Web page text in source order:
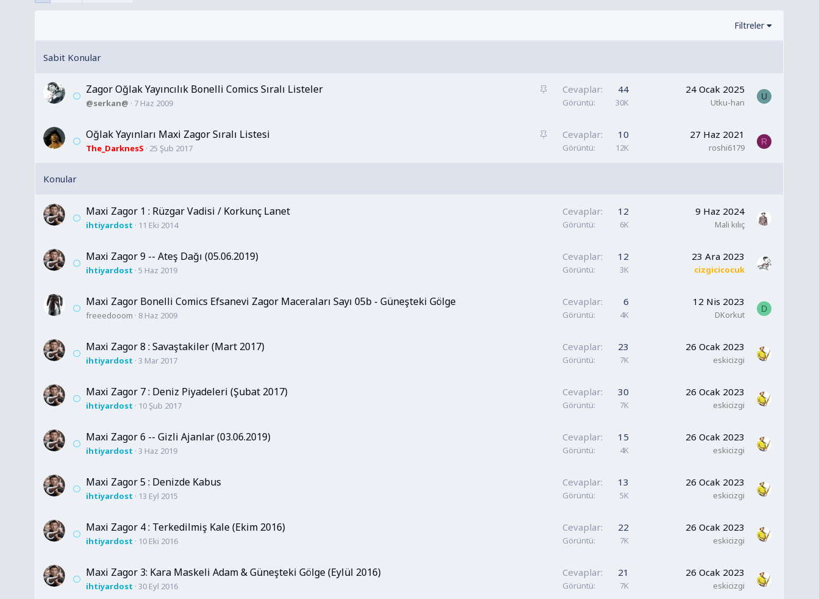
Filtreler
S
i
Zagor Oğlak Yayıncılık Bonelli Comics Sıralı Listeler
@serkan@ 7 Haz 2009
Cevaplar 44
Görüntü 30K
24 Ocak 2025
Utku-han
U
S
Oğlak Yayınları Maxi Zagor Sıralı Listesi
The_DarknesS 25 Şub 2017
Cevaplar 10
Görüntü 12K
27 Haz 2021
roshi6179
R
Maxi Zagor 1 : Rüzgar Vadisi / Korkunç Lanet
ihtiyardost 11 Eki 2014
Cevaplar 12
Görüntü 6K
9 Haz 2024
Mali kılıç
Maxi Zagor 9 -- Ateş Dağı (05.06.2019)
ihtiyardost 5 Haz 2019
Cevaplar 12
Görüntü 3K
23 Ara 2023
cizgicicocuk
Maxi Zagor Bonelli Comics Efsanevi Zagor Maceraları Sayı 05b - Güneşteki Gölge
freeedooom 8 Haz 2009
Cevaplar 6
Görüntü 4K
12 Nis 2023
DKorkut
D
Maxi Zagor 8 : Savaştakiler (Mart 2017)
ihtiyardost 3 Mar 2017
Cevaplar 23
Görüntü 7K
26 Ocak 2023
eskicizgi
Maxi Zagor 7 : Deniz Piyadeleri (Şubat 2017)
ihtiyardost 10 Şub 2017
Cevaplar 30
Görüntü 7K
26 Ocak 2023
eskicizgi
Maxi Zagor 6 -- Gizli Ajanlar (03.06.2019)
ihtiyardost 3 Haz 2019
Cevaplar 15
Görüntü 4K
26 Ocak 2023
eskicizgi
Maxi Zagor 5 : Denizde Kabus
ihtiyardost 13 Eyl 2015
Cevaplar 13
Görüntü 5K
26 Ocak 2023
eskicizgi
Maxi Zagor 4 : Terkedilmiş Kale (Ekim 2016)
ihtiyardost 10 Eki 2016
Cevaplar 22
Görüntü 7K
26 Ocak 2023
eskicizgi
Maxi Zagor 3: Kara Maskeli Adam & Güneşteki Gölge (Eylül 2016)
ihtiyardost 30 Eyl 2016
Cevaplar 21
Görüntü 7K
26 Ocak 2023
eskicizgi